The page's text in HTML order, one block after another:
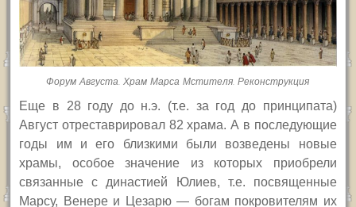
Форум Августа. Храм Марса Мстителя. Реконструкция
Еще в 28 году до н.э. (т.е. за год до принципата)
Август отреставрировал 82 храма. А в последующие
годы им и его близкими были возведены новые
храмы, особое значение из которых приобрели
связанные с династией Юлиев, т.е. посвященные
Марсу, Венере и Цезарю — богам покровителям их